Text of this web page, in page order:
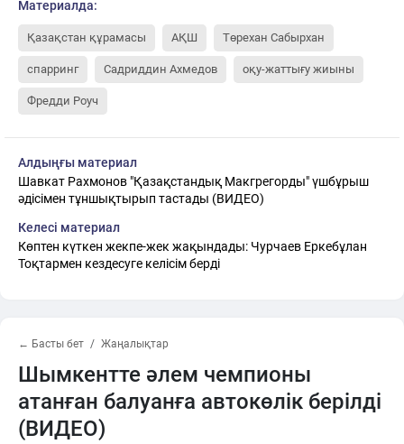
Материалда:
Қазақстан құрамасы АҚШ Төрехан Сабырхан
спарринг Садриддин Ахмедов оқу-жаттығу жиыны
Фредди Роуч
Алдыңғы материал
Шавкат Рахмонов "Қазақстандық Макгрегорды" үшбұрыш
әдісімен тұншықтырып тастады (ВИДЕО)
Келесі материал
Көптен күткен жекпе-жек жақындады: Чурчаев Еркебұлан
Тоқтармен кездесуге келісім берді
← Басты бет Жаңалықтар
Шымкентте әлем чемпионы
атанған балуанға автокөлік берілді
(ВИДЕО)